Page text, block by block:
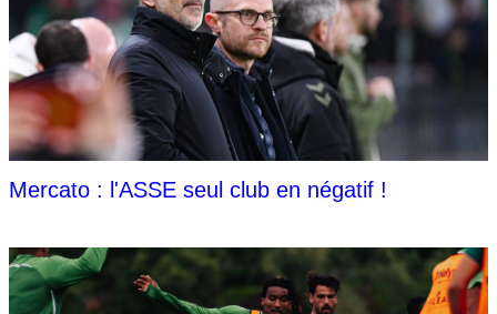
Mercato : l'ASSE seul club en négatif !